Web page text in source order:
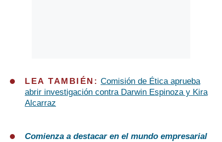
LEA TAMBIÉN: Comisión de Ética aprueba
abrir investigación contra Darwin Espinoza y Kira
Alcarraz
Comienza a destacar en el mundo empresarial